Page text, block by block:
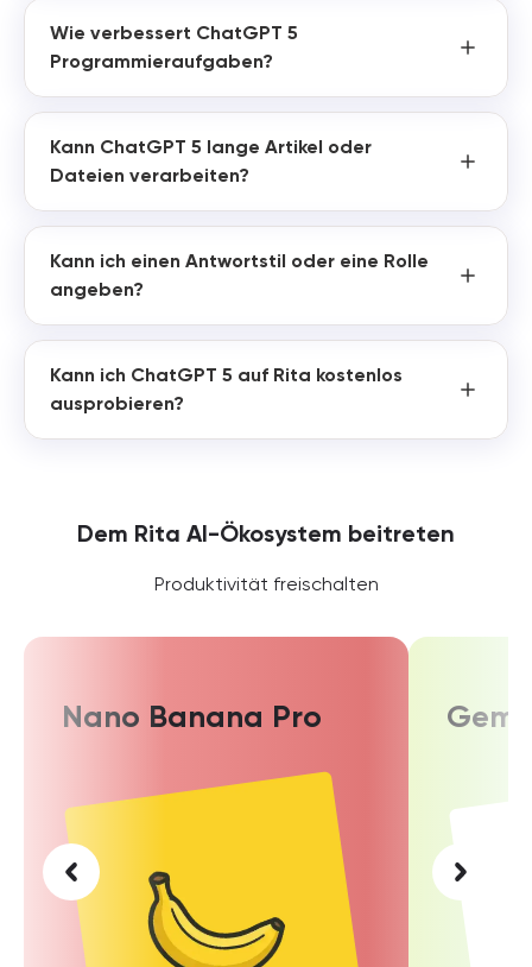
Wie verbessert ChatGPT 5
Programmieraufgaben?
Kann ChatGPT 5 lange Artikel oder
Dateien verarbeiten?
Kann ich einen Antwortstil oder eine Rolle
angeben?
Kann ich ChatGPT 5 auf Rita kostenlos
ausprobieren?
Dem Rita AI-Ökosystem beitreten
Produktivität freischalten
Nano Banana Pro